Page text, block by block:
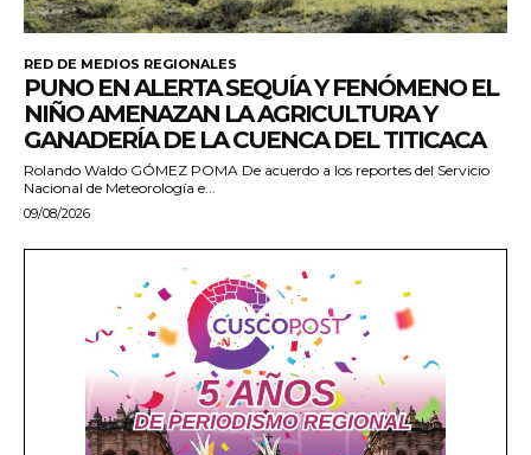
RED DE MEDIOS REGIONALES
PUNO EN ALERTA SEQUÍA Y FENÓMENO EL
NIÑO AMENAZAN LA AGRICULTURA Y
GANADERÍA DE LA CUENCA DEL TITICACA
Rolando Waldo GÓMEZ POMA De acuerdo a los reportes del Servicio
Nacional de Meteorología e...
09/08/2026